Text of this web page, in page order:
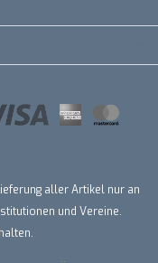
aller Artikel nur an
und Vereine.